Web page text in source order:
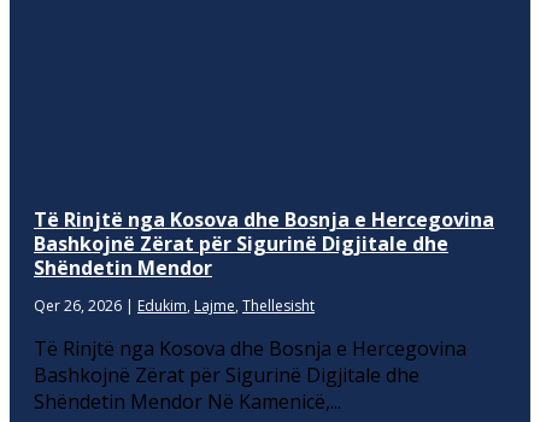
Të Rinjtë nga Kosova dhe Bosnja e Hercegovina
Bashkojnë Zërat për Sigurinë Digjitale dhe
Shëndetin Mendor
Qer 26, 2026 | Edukim, Lajme, Thellesisht
Të Rinjtë nga Kosova dhe Bosnja e Hercegovina
Bashkojnë Zërat për Sigurinë Digjitale dhe
Shëndetin Mendor Në Kamenicë,...